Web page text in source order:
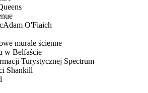
O'Fiaich
murale ścienne
w Belfaście
Turystycznej Spectrum
Shankill